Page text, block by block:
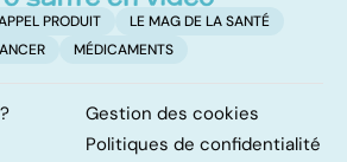
PRODUIT
LE MAG DE LA SANTÉ
MÉDICAMENTS
Gestion des cookies
Politiques de confidentialité